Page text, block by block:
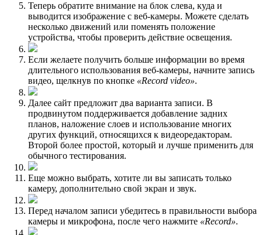
Теперь обратите внимание на блок слева, куда и
выводится изображение с веб-камеры. Можете сделать
несколько движений или поменять положение
устройства, чтобы проверить действие освещения.
Если желаете получить больше информации во время
длительного использования веб-камеры, начните запись
видео, щелкнув по кнопке «Record video».
Далее сайт предложит два варианта записи. В
продвинутом поддерживается добавление задних
планов, наложение слоев и использование многих
других функций, относящихся к видеоредакторам.
Второй более простой, который и лучше применить для
обычного тестирования.
Еще можно выбрать, хотите ли вы записать только
камеру, дополнительно свой экран и звук.
Перед началом записи убедитесь в правильности выбора
камеры и микрофона, после чего нажмите «Record».